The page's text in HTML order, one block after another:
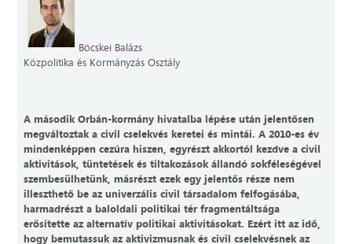
Böcskei Balázs
Közpolitika és Kormányzás Osztály
A második Orbán-kormány hivatalba lépése után jelentősen
megváltoztak a civil cselekvés keretei és mintái. A 2010-es év
mindenképpen cezúra hiszen, egyrészt akkortól kezdve a civil
aktivitások, tüntetések és tiltakozások állandó sokféleségével
szembesülhetünk, másrészt ezek egy jelentős része nem
illeszthető be az univerzális civil társadalom felfogásába,
harmadrészt a baloldali politikai tér fragmentáltsága
erősítette az alternatív politikai aktivitásokat. Ezért itt az idő,
hogy bemutassuk az aktivizmusnak és civil cselekvésnek az